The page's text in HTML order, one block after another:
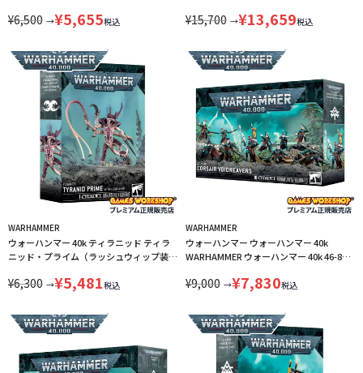
¥6,500 →¥5,655税込 ¥15,700 →¥13,659税込
WARHAMMER
ウォーハンマー 40k ティラニッド ティラ
ニッド・プライム（ラッシュウィップ装
¥6,300 →¥5,481税込
WARHAMMER
ウォーハンマー ウォーハンマー 40k
WARHAMMER ウォーハンマー 40k 46-84
¥9,000 →¥7,830税込